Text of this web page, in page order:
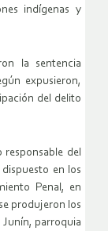
indígenas y
la sentencia
expusieron,
del delito
del
en los
Penal, en
produjeron los
Junín, parroquia